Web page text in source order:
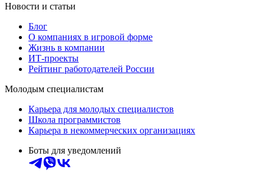
Новости и статьи
Блог
О компаниях в игровой форме
Жизнь в компании
ИТ-проекты
Рейтинг работодателей России
Молодым специалистам
Карьера для молодых специалистов
Школа программистов
Карьера в некоммерческих организациях
Боты для уведомлений